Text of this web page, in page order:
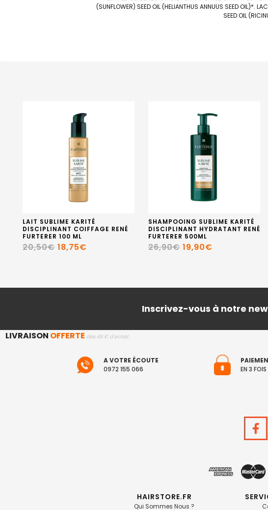
(SUNFLOWER) SEED OIL (HELIANTHUS ANNUUS SEED OIL)*.
SEED OIL
LAIT SUBLIME KARITÉ
DISCIPLINANT COIFFAGE RENÉ
FURTERER 100 ML
20,50€ 18,75€
SHAMPOOING SUBLIME KARITÉ
DISCIPLINANT HYDRATANT RENÉ
FURTERER 500ML
26,90€ 19,90€
Inscrivez-vous à notre
LIVRAISON OFFERTE dès 49 € d'achat
A VOTRE ÉCOUTE
0972 155 066
EN 3
HAIRSTORE.FR
Qui Sommes Nous ?